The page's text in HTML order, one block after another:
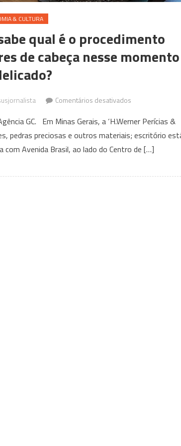
& CULTURA
qual é o procedimento
de cabeça nesse momento
Comentários desativados
e
Ações
Judiciais:
sabe
GC. Em Minas Gerais, a ‘H.Werner Perícias &
pedras preciosas e outros materiais; escritório
com Avenida Brasil, ao lado do Centro de […]